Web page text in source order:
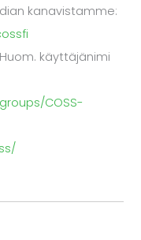
kanavistamme:
käyttäjänimi
COSS-